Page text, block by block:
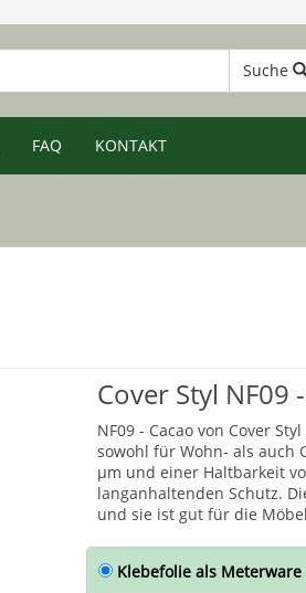
Suche
FAQ KONTAKT
Cover Styl NF09
NF09 - Cacao von Cover
sowohl für Wohn- als auch
µm und einer Haltbarkeit
langanhaltenden Schutz.
und sie ist gut für die
Klebefolie als Meterware